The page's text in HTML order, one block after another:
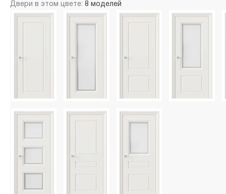
Двери в этом цвете: 8 моделей